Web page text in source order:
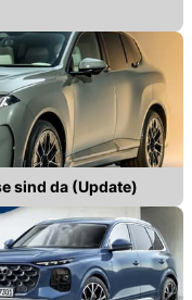
sind da (Update)